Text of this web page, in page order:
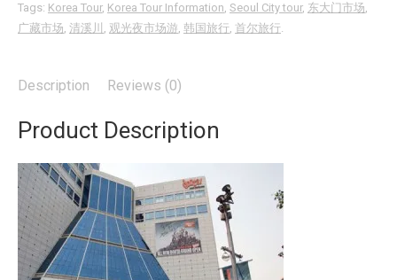
Tags: Korea Tour, Korea Tour Information, Seoul City tour, 东大门市场,
广藏市场, 清溪川 , 观光夜市场游, 韩国旅行, 首尔旅行.
Description Reviews (0)
Product Description